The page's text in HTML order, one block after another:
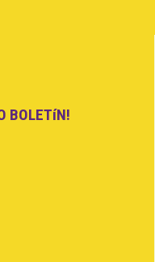
BOLETíN!